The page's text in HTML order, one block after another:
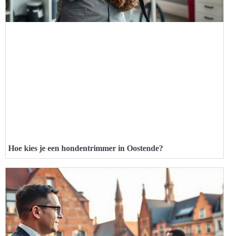
Hoe kies je een hondentrimmer in Oostende?